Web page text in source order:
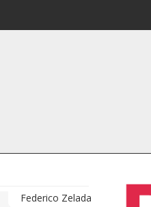
Federico Zelada